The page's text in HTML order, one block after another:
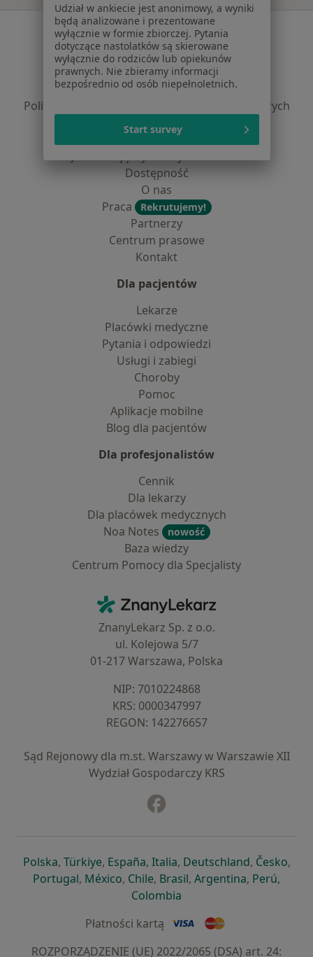
Serwis
Regulamin
Polityka prywatności pacjentów
Polityka prywatności profesjonalistów
Polityka prywatności dla profesjonalistów, których
dane pozyskaliśmy samodzielnie
Polityka cookies
Dostępność
O nas
Praca
Rekrutujemy!
Partnerzy
Centrum prasowe
Kontakt
Dla pacjentów
Lekarze
Placówki medyczne
Pytania i odpowiedzi
Usługi i zabiegi
Choroby
Pomoc
Aplikacje mobilne
Blog dla pacjentów
Dla profesjonalistów
Cennik
Dla lekarzy
Dla placówek medycznych
Noa Notes
nowość
Baza wiedzy
Centrum Pomocy dla Specjalisty
ZnanyLekarz - Strona główna
ZnanyLekarz Sp. z o.o.
ul. Kolejowa 5/7
01-217 Warszawa, Polska
NIP: ⁠7010224868
KRS: ⁠0000347997
REGON: ⁠142276657
Sąd Rejonowy dla m.st. Warszawy w Warszawie XII
Wydział Gospodarczy KRS
Polskaotwiera się w nowej karcie
, Türkiyeotwiera się w nowej karcie
, Españaotwiera się w nowej karcie
, Italiaotwiera się w nowej
, Deutschlandotwiera się
, Česko,
Portugalotwiera się w nowej karcie
, Méxicootwiera się w nowej karcie
, Chileotwiera się w nowej karcie
, Brasilotwiera się w nowej
, Argentinaotwiera się
, Perú,
Colombia
Płatności kartą
ROZPORZĄDZENIE (UE) 2022/2065 (DSA) art. 24:
Udział w ankiecie jest anonimowy, a wyniki
będą analizowane i prezentowane
wyłącznie w formie zbiorczej. Pytania
dotyczące nastolatków są skierowane
wyłącznie do rodziców lub opiekunów
prawnych. Nie zbieramy informacji
bezpośrednio od osób niepełnoletnich.
Start survey